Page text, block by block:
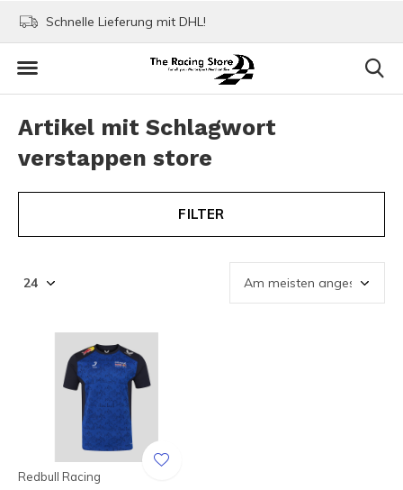
Schnelle Lieferung mit DHL!
Artikel mit Schlagwort
verstappen store
FILTER
Redbull Racing